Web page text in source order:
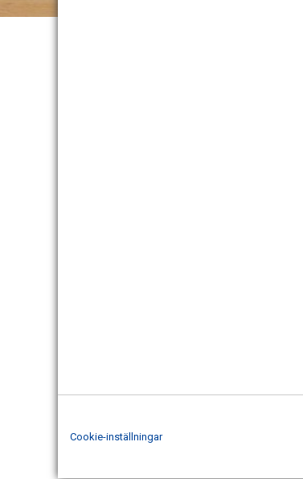
Cookie-inställningar